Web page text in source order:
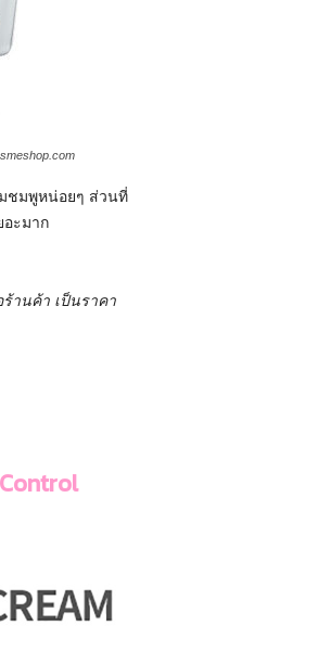
ชมพูหน่อยๆ ส่วนที่
ะมาก
านค้า เป็นราคา